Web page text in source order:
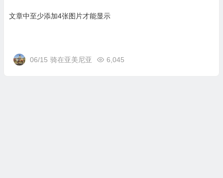
文章中至少添加4张图片才能显示
06/15 骑在亚美尼亚 6,045